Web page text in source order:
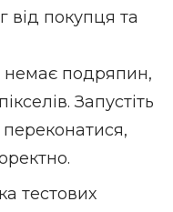
від покупця та
немає подряпин,
Запустіть
переконатися,
тестових